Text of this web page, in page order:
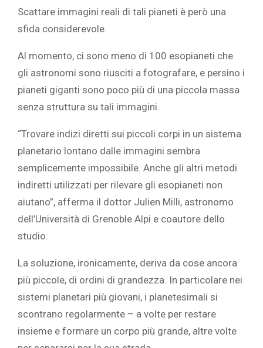
Scattare immagini reali di tali pianeti è però una
sfida considerevole.
Al momento, ci sono meno di 100 esopianeti che
gli astronomi sono riusciti a fotografare, e persino i
pianeti giganti sono poco più di una piccola massa
senza struttura su tali immagini.
“Trovare indizi diretti sui piccoli corpi in un sistema
planetario lontano dalle immagini sembra
semplicemente impossibile. Anche gli altri metodi
indiretti utilizzati per rilevare gli esopianeti non
aiutano”, afferma il dottor Julien Milli, astronomo
dell’Università di Grenoble Alpi e coautore dello
studio.
La soluzione, ironicamente, deriva da cose ancora
più piccole, di ordini di grandezza. In particolare nei
sistemi planetari più giovani, i planetesimali si
scontrano regolarmente – a volte per restare
insieme e formare un corpo più grande, altre volte